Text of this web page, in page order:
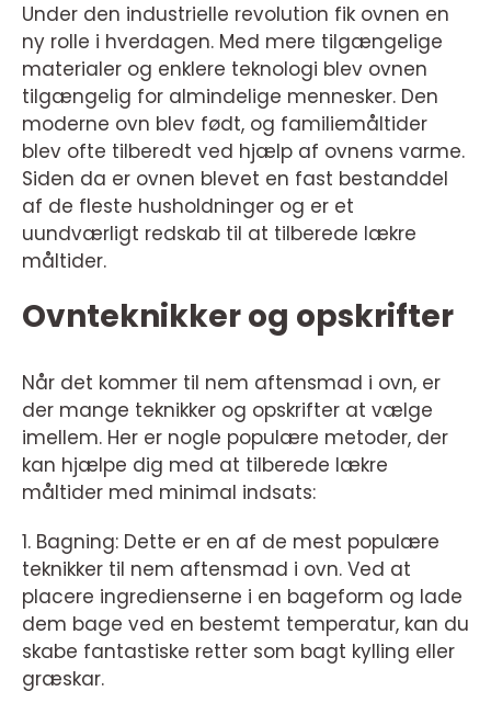
Under den industrielle revolution fik ovnen en
ny rolle i hverdagen. Med mere tilgængelige
materialer og enklere teknologi blev ovnen
tilgængelig for almindelige mennesker. Den
moderne ovn blev født, og familiemåltider
blev ofte tilberedt ved hjælp af ovnens varme.
Siden da er ovnen blevet en fast bestanddel
af de fleste husholdninger og er et
uundværligt redskab til at tilberede lækre
måltider.
Ovnteknikker og opskrifter
Når det kommer til nem aftensmad i ovn, er
der mange teknikker og opskrifter at vælge
imellem. Her er nogle populære metoder, der
kan hjælpe dig med at tilberede lækre
måltider med minimal indsats:
1. Bagning: Dette er en af de mest populære
teknikker til nem aftensmad i ovn. Ved at
placere ingredienserne i en bageform og lade
dem bage ved en bestemt temperatur, kan du
skabe fantastiske retter som bagt kylling eller
græskar.